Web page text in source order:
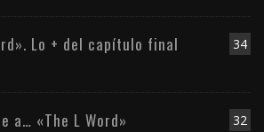
34
Lo + del capítulo final
32
a… «The L Word»